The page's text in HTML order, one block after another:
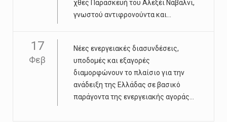
χθες Παρασκευή του Αλεξέι Ναβάλνι,
γνωστού αντιφρονούντα και...
17
Φεβ
Νέες ενεργειακές διασυνδέσεις,
υποδομές και εξαγορές
διαμορφώνουν το πλαίσιο για την
ανάδειξη της Ελλάδας σε βασικό
παράγοντα της ενεργειακής αγοράς...